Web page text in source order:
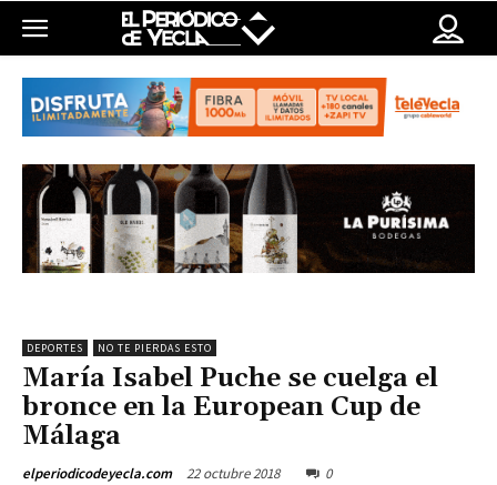
DEPORTES NO TE PIERDAS ESTO
María Isabel Puche se cuelga el
bronce en la European Cup de
Málaga
elperiodicodeyecla.com 22 octubre 2018 0